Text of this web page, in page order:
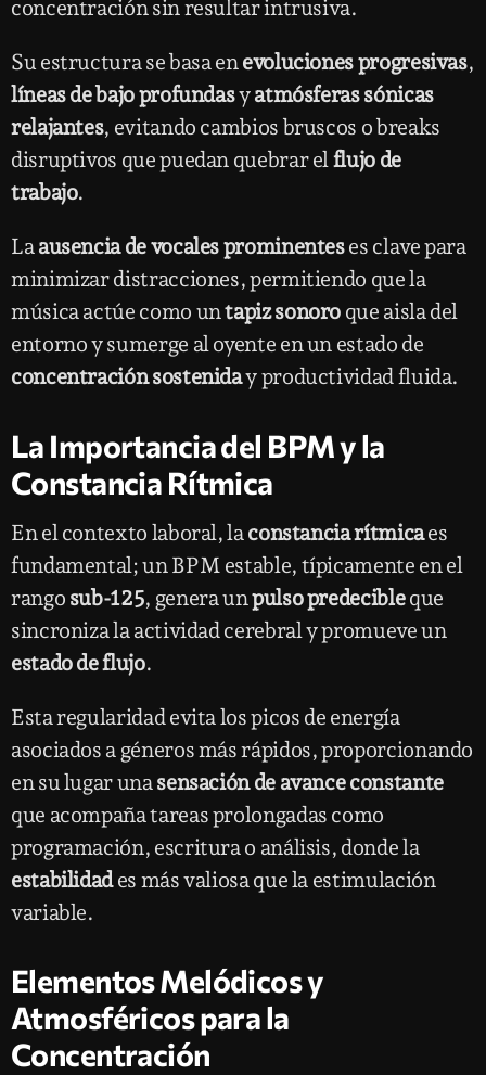
concentración sin resultar intrusiva.
Su estructura se basa enevoluciones progresivas,
líneas de bajo profundasyatmósferas sónicas
relajantes, evitando cambios bruscos o breaks
disruptivos que puedan quebrar elflujo de
trabajo.
Laausencia de vocales prominenteses clave para
minimizar distracciones, permitiendo que la
música actúe como untapiz sonoro que aisla del
entorno y sumerge al oyente en un estado de
concentración sosteniday productividad fluida.
La Importancia del BPM y la
Constancia Rítmica
En el contexto laboral, laconstancia rítmicaes
fundamental; un BPM estable, típicamente en el
rango sub-125, genera unpulso predecibleque
sincroniza la actividad cerebral y promueve un
estado de flujo.
Esta regularidad evita los picos de energía
asociados a géneros más rápidos, proporcionando
en su lugar unasensación de avance constante
que acompaña tareas prolongadas como
programación, escritura o análisis, donde la
estabilidades más valiosa que la estimulación
variable.
Elementos Melódicos y
Atmosféricos para la
Concentración